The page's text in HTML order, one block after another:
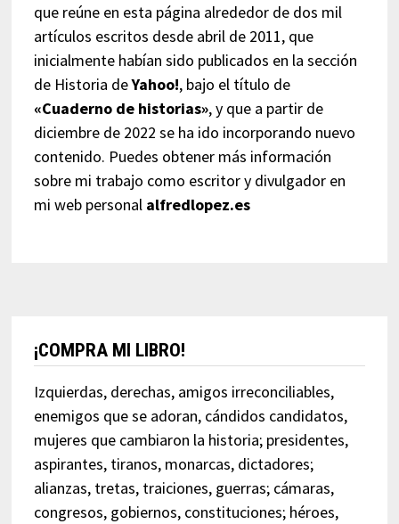
que reúne en esta página alrededor de dos mil
artículos escritos desde abril de 2011, que
inicialmente habían sido publicados en la sección
de Historia deYahoo!, bajo el título de
«Cuaderno de historias», y que a partir de
diciembre de 2022 se ha ido incorporando nuevo
contenido. Puedes obtener más información
sobre mi trabajo como escritor y divulgador en
mi web personal alfredlopez.es
¡COMPRA MI LIBRO!
Izquierdas, derechas, amigos irreconciliables,
enemigos que se adoran, cándidos candidatos,
mujeres que cambiaron la historia; presidentes,
aspirantes, tiranos, monarcas, dictadores;
alianzas, tretas, traiciones, guerras; cámaras,
congresos, gobiernos, constituciones; héroes,